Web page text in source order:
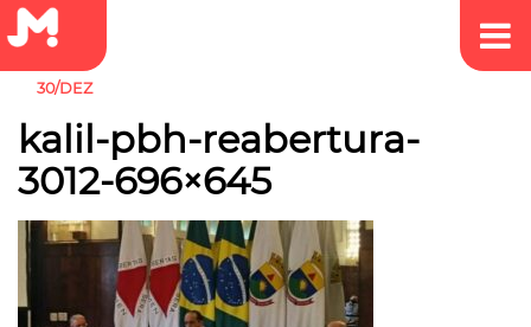
30/DEZ
kalil-pbh-reabertura-
3012-696×645